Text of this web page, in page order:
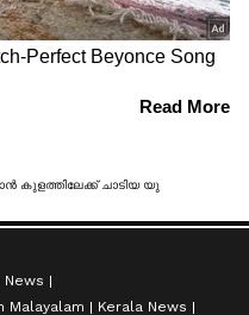
News
Malayalam
Kerala News